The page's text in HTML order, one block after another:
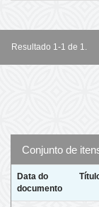
Resultado 1-1 de 1.
Conjunto de
Data do
documento